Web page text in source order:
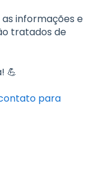
as informações e
tratados de
💪
para